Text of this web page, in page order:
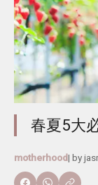
春夏5大
motherhood| by